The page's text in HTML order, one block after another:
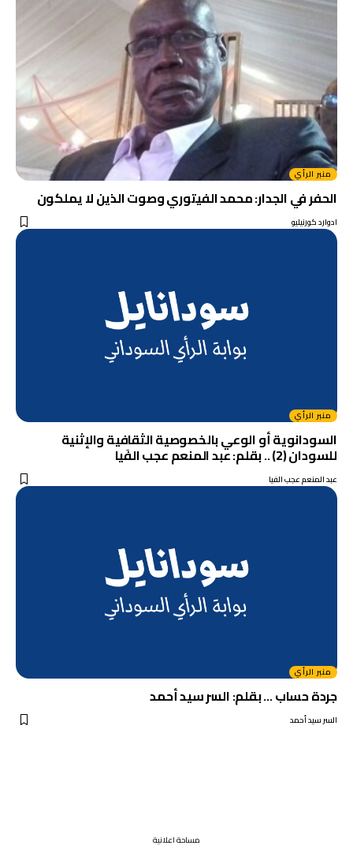
منبر الرأي
الحفر في الجدار: محمد الفيتوري وصوت الذين لا يملكون
ادوارد كورنيليو
منبر الرأي
السودانوية أو الوعي بالخصوصية الثقافية والإثنية
للسودان (2) .. بقلم: عبد المنعم عجب الفَيا
عبد المنعم عجب الفيا
منبر الرأي
جردة حساب … بقلم: السر سيد أحمد
السر سيد أحمد
مساحة اعلانية